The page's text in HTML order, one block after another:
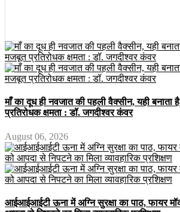
माँ का दूध ही नवजात की पहली वैक्सीन, यही
प्रतिरोधक क्षमता : डॉ. जगदीश्वर कंवर
August 06, 2026
आईआईआईटी ऊना में अग्नि सुरक्षा का पाठ, फायर मॉक